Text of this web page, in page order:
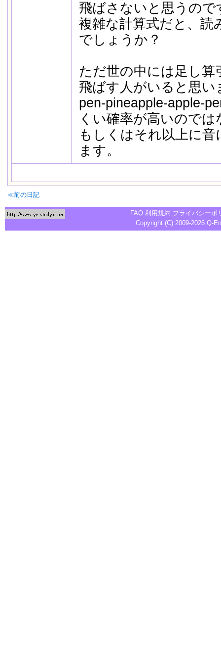
飛ばさないと思うので
複雑な計算式だと、読
でしょうか？
ただ世の中には足し算
飛ばす人がいると思
pen-pineapple-apple-
くい確率が高いので
もしくはそれ以上に
ます。
≪前の日記
FAQ 利用規約 プライバシーポ
Copyright (C) 2009-2026 Q-